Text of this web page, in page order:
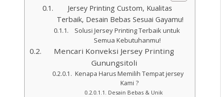
Jersey Printing Custom, Kualitas
Terbaik, Desain Bebas Sesuai Gayamu!
Solusi Jersey Printing Terbaik untuk
Semua Kebutuhanmu!
Mencari Konveksi Jersey Printing
Gunungsitoli
Kenapa Harus Memilih Tempat jersey
Kami ?
Desain Bebas & Unik